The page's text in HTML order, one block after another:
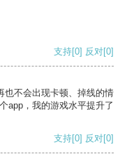
支持[0] 反对[0]
也不会出现卡顿、掉线的情
app，我的游戏水平提升了
支持[0] 反对[0]